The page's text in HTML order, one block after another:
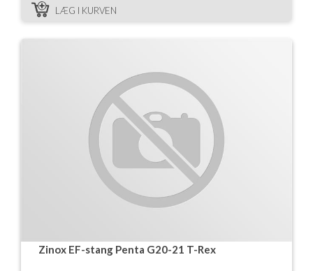
LÆG I KURVEN
Zinox EF-stang Penta G20-21 T-Rex